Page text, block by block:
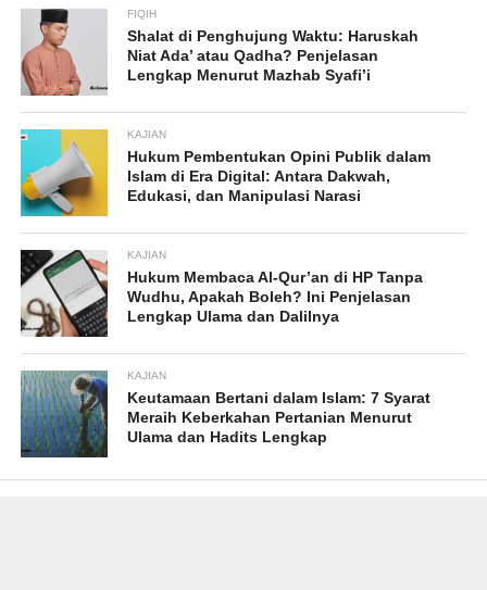
FIQIH
Shalat di Penghujung Waktu: Haruskah
Niat Ada’ atau Qadha? Penjelasan
Lengkap Menurut Mazhab Syafi’i
KAJIAN
Hukum Pembentukan Opini Publik dalam
Islam di Era Digital: Antara Dakwah,
Edukasi, dan Manipulasi Narasi
KAJIAN
Hukum Membaca Al-Qur’an di HP Tanpa
Wudhu, Apakah Boleh? Ini Penjelasan
Lengkap Ulama dan Dalilnya
KAJIAN
Keutamaan Bertani dalam Islam: 7 Syarat
Meraih Keberkahan Pertanian Menurut
Ulama dan Hadits Lengkap